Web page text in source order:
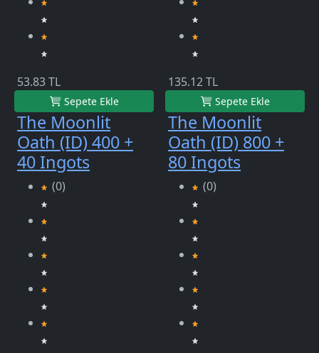
53.83 TL
Sepete Ekle
135.12 TL
Sepete Ekle
The Moonlit
Oath (ID) 400 +
40 Ingots
(0)
The Moonlit
Oath (ID) 800 +
80 Ingots
(0)